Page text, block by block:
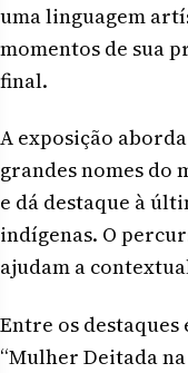
uma linguagem
momentos de sua
final.
A exposição
grandes nomes do
e dá destaque à
indígenas. O
ajudam a
Entre os destaques
“Mulher Deitada